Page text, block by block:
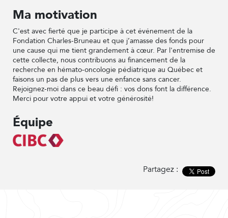
Ma motivation
C'est avec fierté que je participe à cet événement de la
Fondation Charles-Bruneau et que j’amasse des fonds pour
une cause qui me tient grandement à cœur. Par l'entremise de
cette collecte, nous contribuons au financement de la
recherche en hémato-oncologie pédiatrique au Québec et
faisons un pas de plus vers une enfance sans cancer.
Rejoignez-moi dans ce beau défi : vos dons font la différence.
Merci pour votre appui et votre générosité!
Équipe
Partagez :